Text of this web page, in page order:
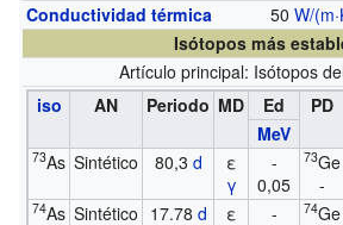
Conductividad térmica
50W/
Isótopos más
Artículo principal: Isótopos
iso
AN Periodo MD Ed
PD
MeV
73As Sintético 80,3 d
ε
γ
-
0,05
73Ge
-
74As Sintético 17.78 d
ε
-
74Ge